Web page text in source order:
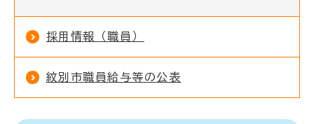
採用情報（職員）
紋別市職員給与等の公表